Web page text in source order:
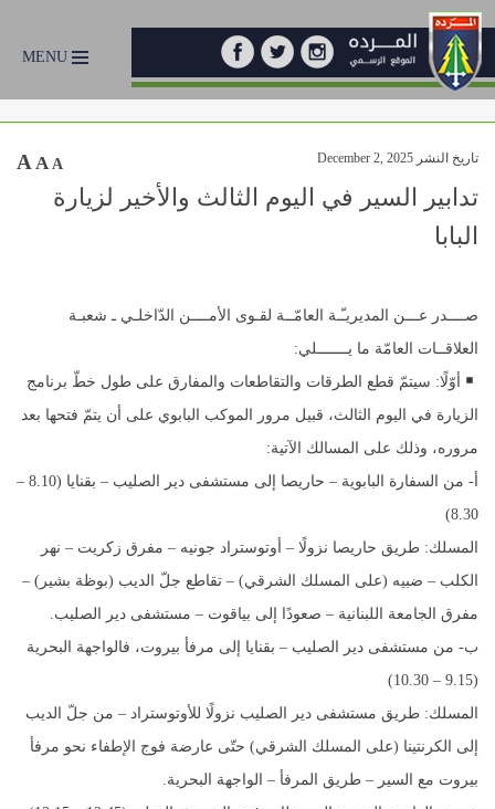
MENU
تاريخ النشر December 2, 2025 A A A
تدابير السير في اليوم الثالث والأخير لزيارة
البابا
صــــدر عـــن المديريـّـة العامّــة لقـوى الأمــــن الدّاخلـي ـ شعبـة
العلاقــات العامّة ما يـــــــلي:
أوّلًا: سيتمّ قطع الطرقات والتقاطعات والمفارق على طول خطّ برنامج
الزيارة في اليوم الثالث، قبيل مرور الموكب البابوي على أن يتمّ فتحها بعد
مروره، وذلك على المسالك الآتية:
أ- من السفارة البابوية – حاريصا إلى مستشفى دير الصليب – بقنايا (8.10 –
8.30)
المسلك: طريق حاريصا نزولًا – أوتوستراد جونيه – مفرق زكريت – نهر
الكلب – ضبيه (على المسلك الشرقي) – تقاطع جلّ الديب (بوظة بشير) –
مفرق الجامعة اللبنانية – صعودًا إلى بياقوت – مستشفى دير الصليب.
ب- من مستشفى دير الصليب – بقنايا إلى مرفأ بيروت، فالواجهة البحرية
(9.15 – 10.30)
المسلك: طريق مستشفى دير الصليب نزولًا للأوتوستراد – من جلّ الديب
إلى الكرنتينا (على المسلك الشرقي) حتّى عارضة فوج الإطفاء نحو مرفأ
بيروت مع السير – طريق المرفأ – الواجهة البحرية.